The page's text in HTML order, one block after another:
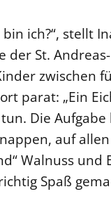
ich?“, stellt
der St.
zwischen
parat: „Ein
Die
auf
Walnuss und
Spaß